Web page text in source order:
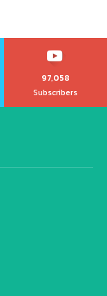
97,058
Subscribers